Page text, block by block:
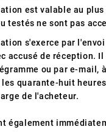
est valable au
testés ne sont pas
s'exerce par
accusé de réception. Il
ou par e-mail,
quarante-huit
de l'acheteur.
également